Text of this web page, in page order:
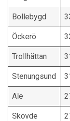
Bollebygd
Öckerö
Trollhättan
Stenungsund
Ale
Skövde